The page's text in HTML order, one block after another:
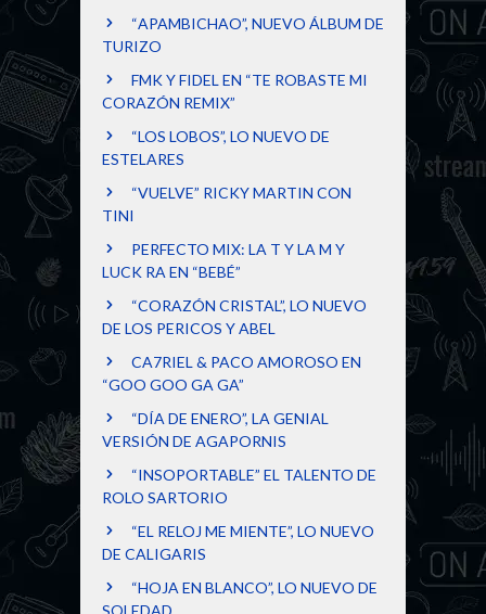
“APAMBICHAO”, NUEVO ÁLBUM DE
TURIZO
FMK Y FIDEL EN “TE ROBASTE MI
CORAZÓN REMIX”
“LOS LOBOS”, LO NUEVO DE
ESTELARES
“VUELVE” RICKY MARTIN CON
TINI
PERFECTO MIX: LA T Y LA M Y
LUCK RA EN “BEBÉ”
“CORAZÓN CRISTAL”, LO NUEVO
DE LOS PERICOS Y ABEL
CA7RIEL & PACO AMOROSO EN
“GOO GOO GA GA”
“DÍA DE ENERO”, LA GENIAL
VERSIÓN DE AGAPORNIS
“INSOPORTABLE” EL TALENTO DE
ROLO SARTORIO
“EL RELOJ ME MIENTE”, LO NUEVO
DE CALIGARIS
“HOJA EN BLANCO”, LO NUEVO DE
SOLEDAD